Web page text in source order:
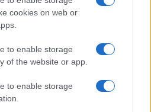
cookies on web or
to enable storage
of the website or app.
to enable storage
riconoscerla e cosa fare